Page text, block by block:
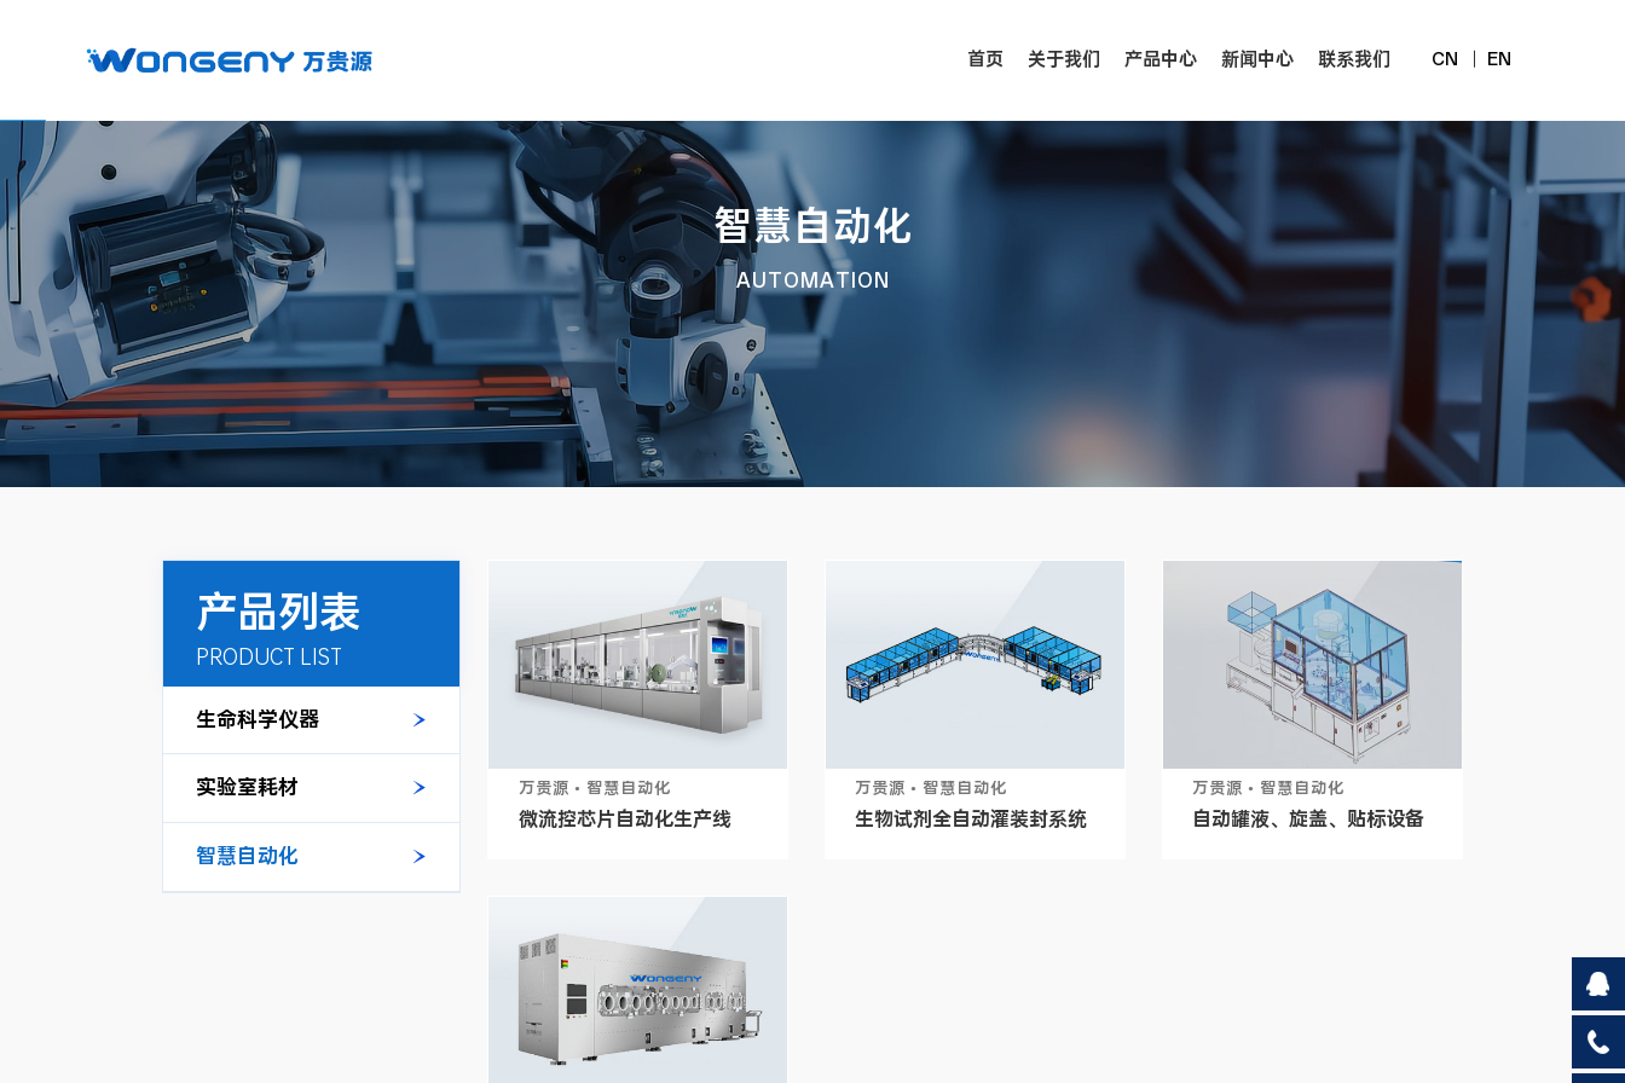
首页 关于我们 产品中心 新闻中心 联系我们 CN EN
智慧自动化
AUTOMATION
产品列表
PRODUCT LIST
生命科学仪器
实验室耗材
智慧自动化
万贵源 • 智慧自动化
微流控芯片自动化生产线
万贵源 • 智慧自动化
生物试剂全自动灌装封系统
万贵源 • 智慧自动化
自动罐液、旋盖、贴标设备